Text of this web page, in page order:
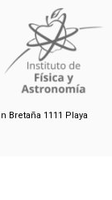
Bretaña 1111 Playa